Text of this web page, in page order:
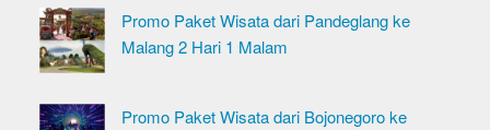
Promo Paket Wisata dari Pandeglang ke
Malang 2 Hari 1 Malam
Promo Paket Wisata dari Bojonegoro ke